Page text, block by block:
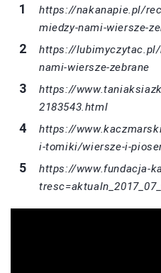
https://nakanapie.pl/
miedzy-nami-wiersze-
https://
nami-wiersze-zebrane
https://
2183543.html
https://
i-tomiki/wiersze-i-
https://www.fundacja-